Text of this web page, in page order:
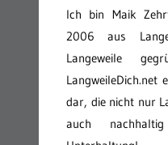
Ich bin Maik
2006 aus
Langeweile
LangweileDich.net
dar, die nicht nur
auch